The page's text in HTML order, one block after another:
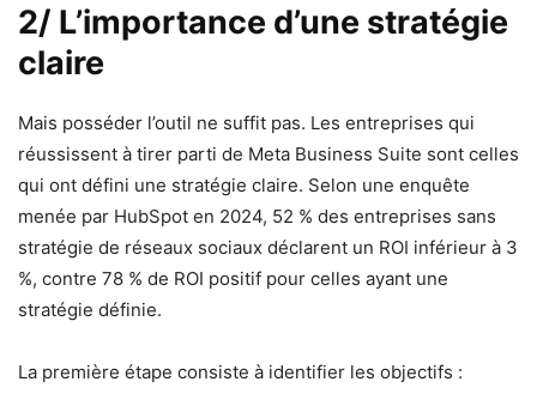
2/ L’importance d’une stratégie
claire
Mais posséder l’outil ne suffit pas. Les entreprises qui
réussissent à tirer parti de Meta Business Suite sont celles
qui ont défini une stratégie claire. Selon une enquête
menée par HubSpot en 2024, 52 % des entreprises sans
stratégie de réseaux sociaux déclarent un ROI inférieur à 3
%, contre 78 % de ROI positif pour celles ayant une
stratégie définie.
La première étape consiste à identifier les objectifs :